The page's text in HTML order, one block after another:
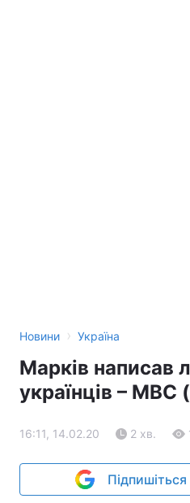
Новини › Україна
Марків написав
українців – МВС
16:11, 14.02.20 2 хв.